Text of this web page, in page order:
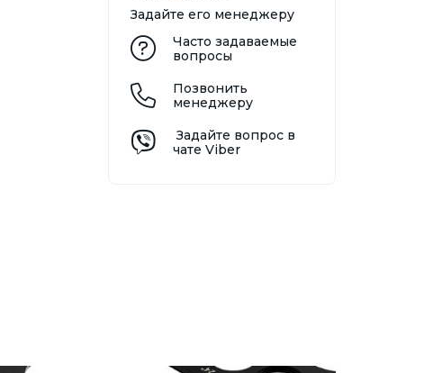
Задайте его менеджеру
Часто задаваемые
вопросы
Позвонить
менеджеру
Задайте вопрос в
чате Viber